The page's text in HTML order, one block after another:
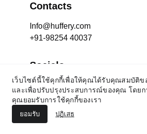
Contacts
Info@huffery.com
Socials
+91-98254 40037
© 2024 Huffery Pet Products Private
Rights Reserved
เว็บไซต์นี้ใช้คุกกี้เพื่อให้คุณได้รับคุณสมบัติข
และเพื่อปรับปรุงประสบการณ์ของคุณ โดยก
คุณยอมรับการใช้คุกกี้ของเรา
ยอมรับ ปฏิเสธ